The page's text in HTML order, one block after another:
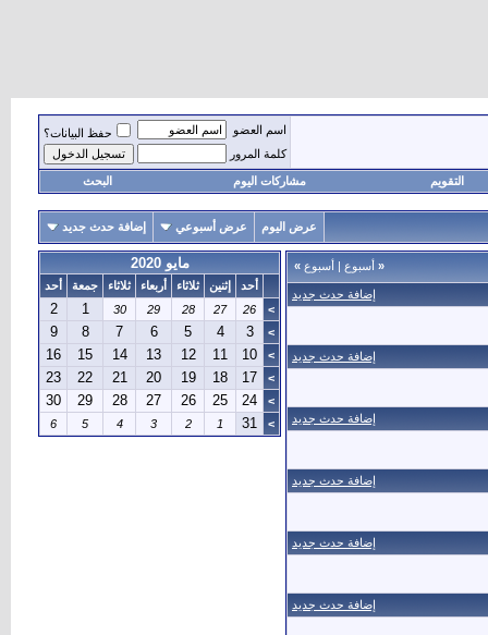
اسم العضو
حفظ البيانات؟
كلمة المرور
التقويم مشاركات اليوم البحث
عرض اليوم عرض أسبوعي إضافة حدث جديد
« أسبوع | أسبوع »
إضافة حدث جديد
إضافة حدث جديد
إضافة حدث جديد
إضافة حدث جديد
إضافة حدث جديد
إضافة حدث جديد
مايو 2020
أحد إثنين ثلاثاء أربعاء ثلاثاء جمعة
أحد
>
26
27
28
29
30
1
2
>
3
4
5
6
7
8
9
>
10
11
12
13
14
15
16
>
17
18
19
20
21
22
23
>
24
25
26
27
28
29
30
>
31
1
2
3
4
5
6